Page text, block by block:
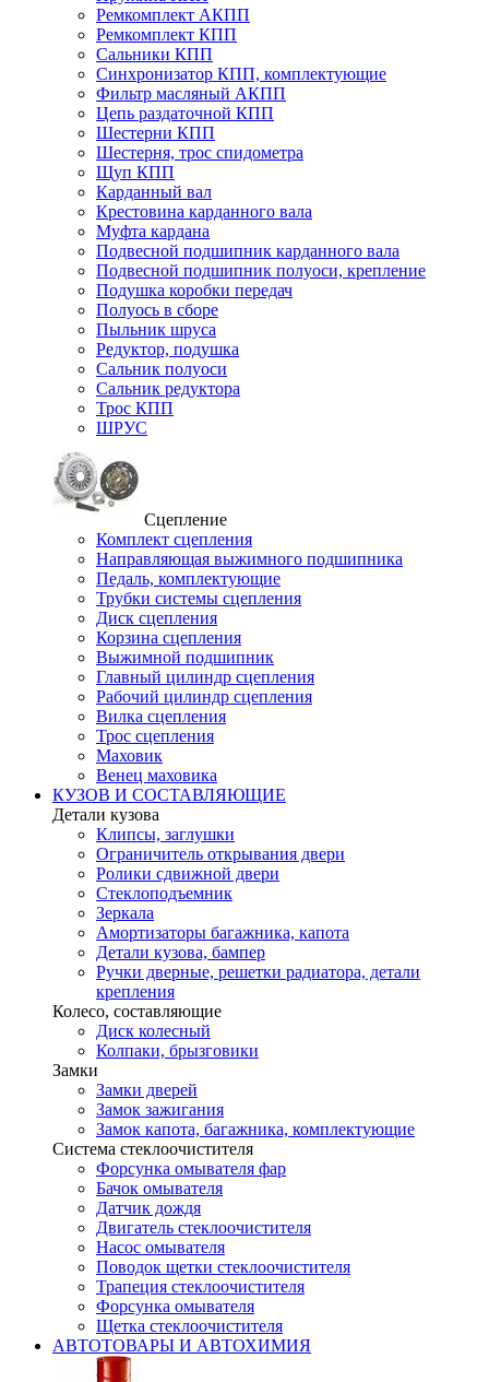
Ремкомплект АКПП
Ремкомплект КПП
Сальники КПП
Синхронизатор КПП, комплектующие
Фильтр масляный АКПП
Цепь раздаточной КПП
Шестерни КПП
Шестерня, трос спидометра
Щуп КПП
Карданный вал
Крестовина карданного вала
Муфта кардана
Подвесной подшипник карданного вала
Подвесной подшипник полуоси, крепление
Подушка коробки передач
Полуось в сборе
Пыльник шруса
Редуктор, подушка
Сальник полуоси
Сальник редуктора
Трос КПП
ШРУС
Сцепление
Комплект сцепления
Направляющая выжимного подшипника
Педаль, комплектующие
Трубки системы сцепления
Диск сцепления
Корзина сцепления
Выжимной подшипник
Главный цилиндр сцепления
Рабочий цилиндр сцепления
Вилка сцепления
Трос сцепления
Маховик
Венец маховика
КУЗОВ И СОСТАВЛЯЮЩИЕ
Детали кузова
Клипсы, заглушки
Ограничитель открывания двери
Ролики сдвижной двери
Стеклоподъемник
Зеркала
Амортизаторы багажника, капота
Детали кузова, бампер
Ручки дверные, решетки радиатора, детали
крепления
Колесо, составляющие
Диск колесный
Колпаки, брызговики
Замки
Замки дверей
Замок зажигания
Замок капота, багажника, комплектующие
Система стеклоочистителя
Форсунка омывателя фар
Бачок омывателя
Датчик дождя
Двигатель стеклоочистителя
Насос омывателя
Поводок щетки стеклоочистителя
Трапеция стеклоочистителя
Форсунка омывателя
Щетка стеклоочистителя
АВТОТОВАРЫ И АВТОХИМИЯ